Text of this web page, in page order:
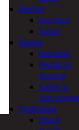
Miehet
Hanskat
Sukat
Naiset
Hanskat
Paidat ja
housut
Sukat ja
Päähineet
Hatut